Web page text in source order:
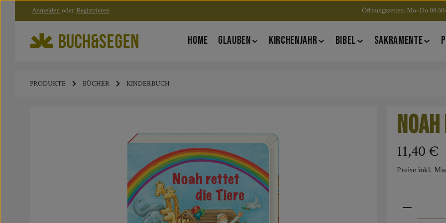
Zum Hauptinhalt springen
Zur Hauptnavigation springen
Anmelden oder Registrieren Öffnungszeiten: Mo–Do
HOME GLAUBEN KIRCHENJAHR BIBEL SAKRAMENTE
PRODUKTE BÜCHER KINDERBUCH
Regulärer
11,40 €
Preise inkl.
Produkt